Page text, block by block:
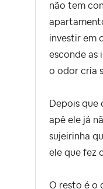
não tem
investir em
esconde as
o odor cria
Depois que
apê ele já
sujeirinha
ele que fez
O resto é o